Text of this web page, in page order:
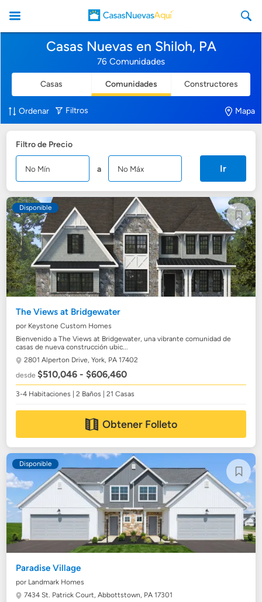
Casas Nuevas en Shiloh, PA
76 Comunidades
Casas Comunidades Constructores
Ordenar Filtros Mapa
Filtro de Precio
a Ir
Disponible
The Views at Bridgewater
por Keystone Custom Homes
Bienvenido a The Views at Bridgewater, una vibrante comunidad de
casas de nueva construcción ubic...
2801 Alperton Drive,York, PA 17402
desde$510,046 - $606,460
3-4 Habitaciones | 2 Baños | 21 Casas
Obtener Folleto
Disponible
Paradise Village
por Landmark Homes
7434 St. Patrick Court,Abbottstown, PA 17301